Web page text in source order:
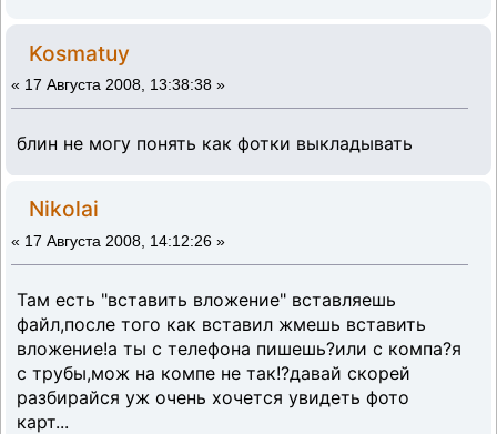
Kosmatuy
« 17 Августа 2008, 13:38:38 »
блин не могу понять как фотки выкладывать
Nikolai
« 17 Августа 2008, 14:12:26 »
Там есть "вставить вложение" вставляешь
файл,после того как вставил жмешь вставить
вложение!а ты с телефона пишешь?или с компа?я
с трубы,мож на компе не так!?давай скорей
разбирайся уж очень хочется увидеть фото
карт...